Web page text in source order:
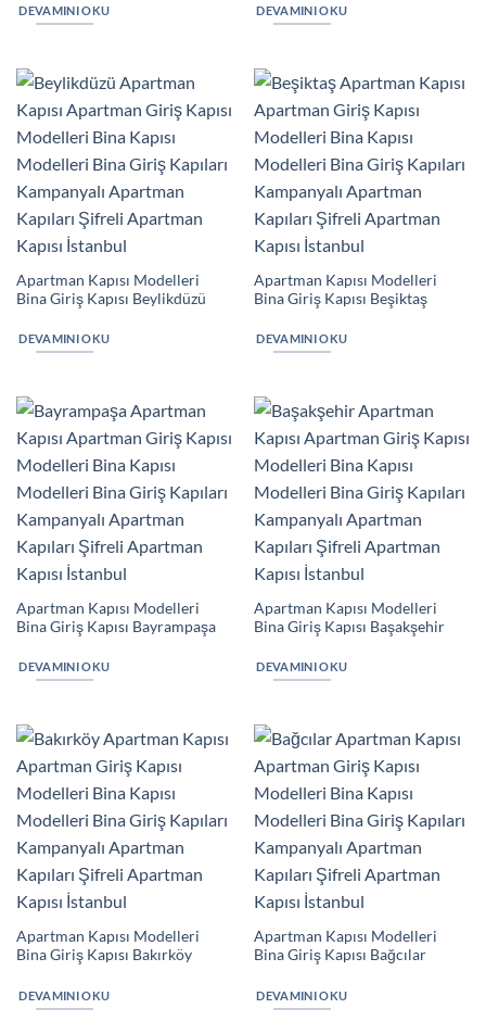
DEVAMINI OKU DEVAMINI OKU
Apartman Kapısı Modelleri
Bina Giriş Kapısı Beylikdüzü
DEVAMINI OKU
Apartman Kapısı Modelleri
Bina Giriş Kapısı Beşiktaş
DEVAMINI OKU
Apartman Kapısı Modelleri
Bina Giriş Kapısı Bayrampaşa
DEVAMINI OKU
Apartman Kapısı Modelleri
Bina Giriş Kapısı Başakşehir
DEVAMINI OKU
Apartman Kapısı Modelleri
Bina Giriş Kapısı Bakırköy
DEVAMINI OKU
Apartman Kapısı Modelleri
Bina Giriş Kapısı Bağcılar
DEVAMINI OKU